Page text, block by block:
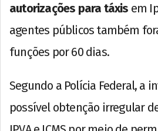
autorizações para táxis em
agentes públicos também
funções por 60 dias.
Segundo a Polícia Federal, a
possível obtenção irregular